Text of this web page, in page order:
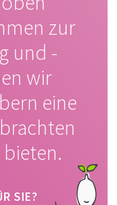
zur
und -
wir
eine
SIE?